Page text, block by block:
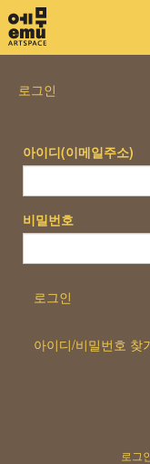
로그인
아이디(이메일주소)
비밀번호
로그인
아이디/비밀번호 찾
로그